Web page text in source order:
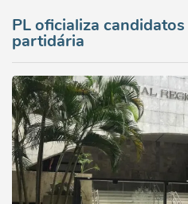
PL oficializa
partidária